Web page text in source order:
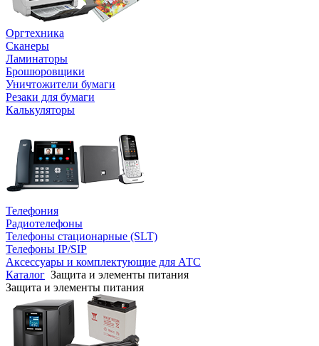
Оргтехника
Сканеры
Ламинаторы
Брошюровщики
Уничтожители бумаги
Резаки для бумаги
Калькуляторы
Телефония
Радиотелефоны
Телефоны стационарные (SLT)
Телефоны IP/SIP
Аксессуары и комплектующие для АТС
Каталог Защита и элементы питания
Защита и элементы питания